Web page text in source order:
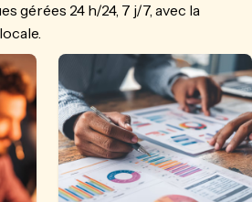
gérées 24 h/24, 7 j/7, avec la